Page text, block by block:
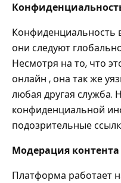
Конфиденциальность
они следуют
Несмотря на то, что
онлайн , она так же
любая другая служба.
конфиденциальной
подозрительные
Модерация контента
Платформа работает